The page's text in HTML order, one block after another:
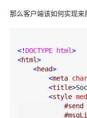
那么客户端该如何实现来
<! DOCTYPE html>
<html>
<head>
<meta
<title>
<style
            #send